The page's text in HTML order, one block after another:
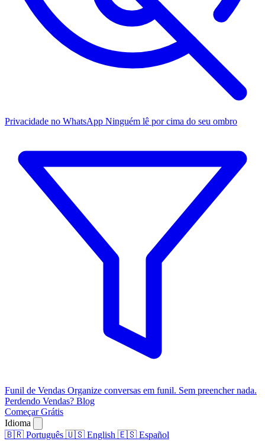
Privacidade no WhatsApp Ninguém lê por cima do seu ombro
Funil de Vendas Organize conversas em funil. Sem preencher nada.
Perdendo Vendas? Blog
Começar Grátis
Idioma
🇧🇷 Português 🇺🇸 English 🇪🇸 Español